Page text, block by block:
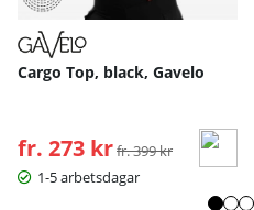
Cargo Top, black, Gavelo
fr. 273 kr Ordinarie pris:
fr. 399 kr
1-5 arbetsdagar